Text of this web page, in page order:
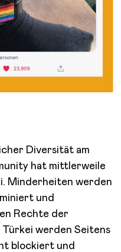
Diversität am
hat mittlerweile
Minderheiten werden
und
Rechte der
werden Seitens
blockiert und